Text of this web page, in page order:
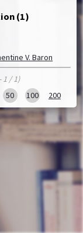
(1)
V. Baron
1 / 1)
50 100 200